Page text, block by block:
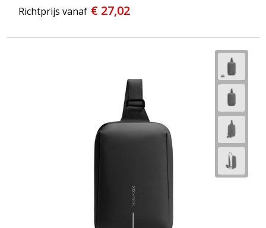
Richtprijs vanaf € 27,02